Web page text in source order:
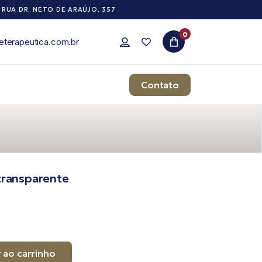
RUA DR. NETO DE ARAÚJO, 357
0
Contato
quantidade
ao carrinho